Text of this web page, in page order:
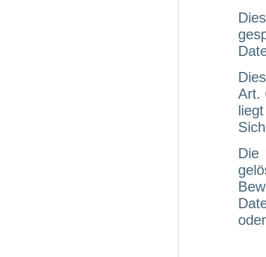
Art.
Die